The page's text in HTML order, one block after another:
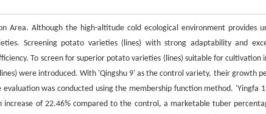
Area. Although the high-altitude cold ecological environment provides
Screening potato varieties (lines) with strong adaptability and
To screen for superior potato varieties (lines) suitable for cultivation
were introduced. With 'Qingshu 9' as the control variety, their growth
was conducted using the membership function method. 'Yingfa
of 22.46% compared to the control, a marketable tuber